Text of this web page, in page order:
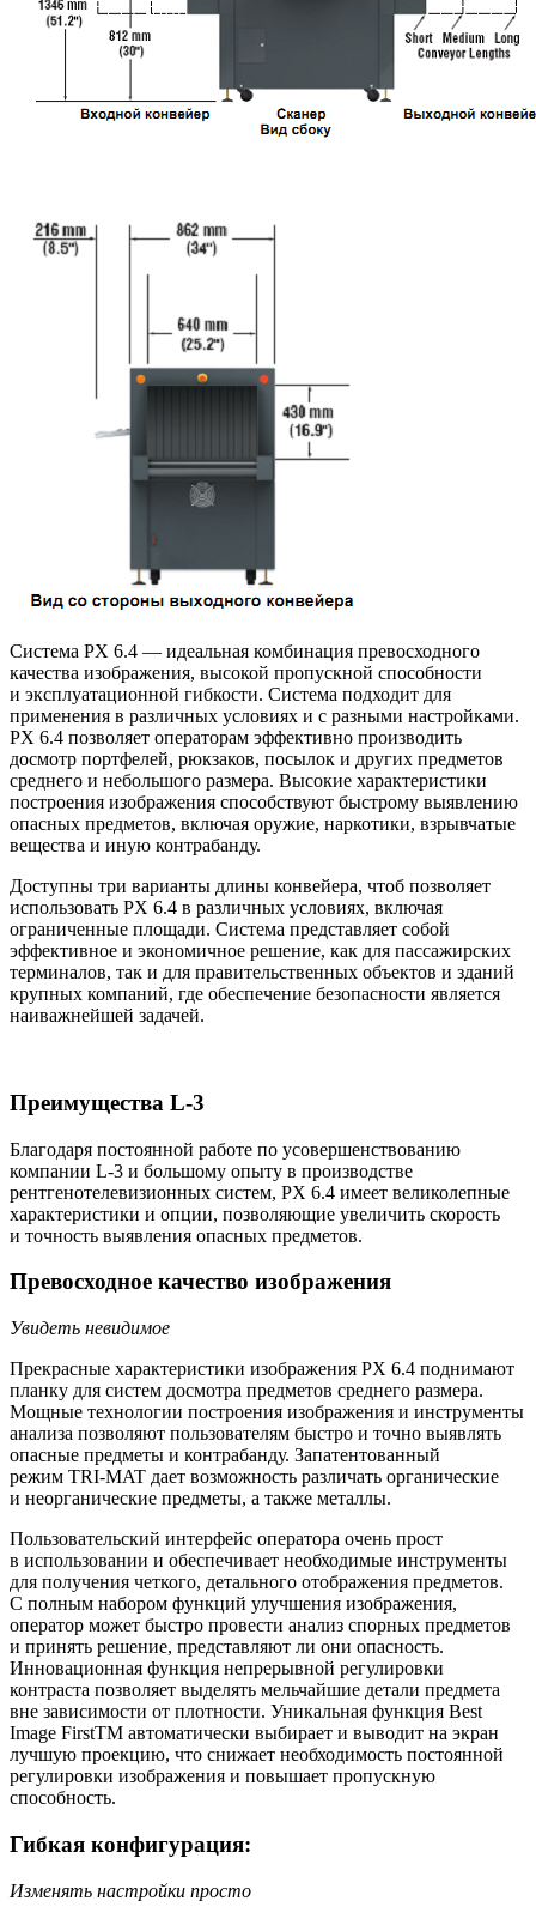
Система PX 6.4 — идеальная комбинация превосходного
качества изображения, высокой пропускной способности
и эксплуатационной гибкости. Система подходит для
применения в различных условиях и с разными настройками.
PX 6.4 позволяет операторам эффективно производить
досмотр портфелей, рюкзаков, посылок и других предметов
среднего и небольшого размера. Высокие характеристики
построения изображения способствуют быстрому выявлению
опасных предметов, включая оружие, наркотики, взрывчатые
вещества и иную контрабанду.
Доступны три варианты длины конвейера, чтоб позволяет
использовать PX 6.4 в различных условиях, включая
ограниченные площади. Система представляет собой
эффективное и экономичное решение, как для пассажирских
терминалов, так и для правительственных объектов и зданий
крупных компаний, где обеспечение безопасности является
наиважнейшей задачей.
Преимущества L-3
Благодаря постоянной работе по усовершенствованию
компании L-3 и большому опыту в производстве
рентгенотелевизионных систем, PX 6.4 имеет великолепные
характеристики и опции, позволяющие увеличить скорость
и точность выявления опасных предметов.
Превосходное качество изображения
Увидеть невидимое
Прекрасные характеристики изображения PX 6.4 поднимают
планку для систем досмотра предметов среднего размера.
Мощные технологии построения изображения и инструменты
анализа позволяют пользователям быстро и точно выявлять
опасные предметы и контрабанду. Запатентованный
режим TRI-MAT дает возможность различать органические
и неорганические предметы, а также металлы.
Пользовательский интерфейс оператора очень прост
в использовании и обеспечивает необходимые инструменты
для получения четкого, детального отображения предметов.
С полным набором функций улучшения изображения,
оператор может быстро провести анализ спорных предметов
и принять решение, представляют ли они опасность.
Инновационная функция непрерывной регулировки
контраста позволяет выделять мельчайшие детали предмета
вне зависимости от плотности. Уникальная функция Best
Image FirstTM автоматически выбирает и выводит на экран
лучшую проекцию, что снижает необходимость постоянной
регулировки изображения и повышает пропускную
способность.
Гибкая конфигурация:
Изменять настройки просто